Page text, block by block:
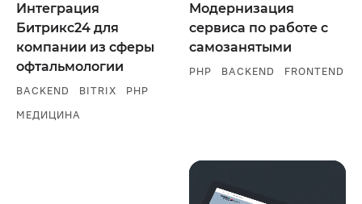
Интеграция
Битрикс24 для
компании из сферы
офтальмологии
BACKEND BITRIX
PHP
МЕДИЦИНА
Модернизация
сервиса по работе с
самозанятыми
PHP BACKEND FRONTEND